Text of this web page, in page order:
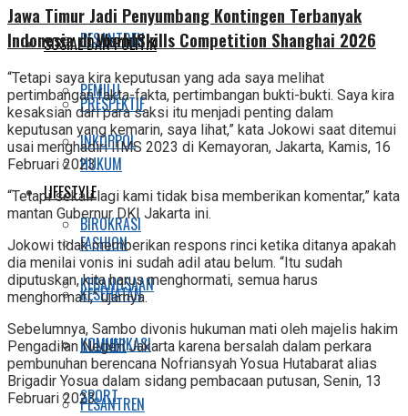
PESANTREN
PEMILU
INKOPPOL
LIFESTYLE
FASHION
KESEHATAN
KULINER
SPORT
SOSIAL DAN POLITIK
PRESPEKTIF
HUKUM
BIROKRASI
KEBANGSAAN
KOMUNIKASI
PESANTREN
Jawa Timur Jadi Penyumbang Kontingen Terbanyak
Indonesia di WorldSkills Competition Shanghai 2026
“Tetapi saya kira keputusan yang ada saya melihat
pertimbangan fakta-fakta, pertimbangan bukti-bukti. Saya kira
kesaksian dari para saksi itu menjadi penting dalam
keputusan yang kemarin, saya lihat,” kata Jokowi saat ditemui
usai menghadiri IIMS 2023 di Kemayoran, Jakarta, Kamis, 16
Februari 2023.
“Tetapi sekali lagi kami tidak bisa memberikan komentar,” kata
mantan Gubernur DKI Jakarta ini.
Jokowi tidak memberikan respons rinci ketika ditanya apakah
dia menilai vonis ini sudah adil atau belum. “Itu sudah
diputuskan, kita harus menghormati, semua harus
menghormati,” ujarnya.
Sebelumnya, Sambo divonis hukuman mati oleh majelis hakim
Pengadilan Negeri Jakarta karena bersalah dalam perkara
pembunuhan berencana Nofriansyah Yosua Hutabarat alias
Brigadir Yosua dalam sidang pembacaan putusan, Senin, 13
Februari 2023.